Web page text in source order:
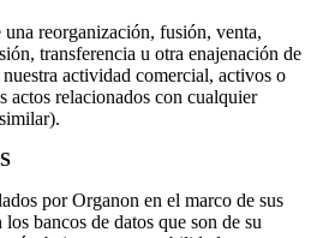
una reorganización, fusión, venta,
transferencia u otra enajenación de
actividad comercial, activos o
actos relacionados con cualquier
por Organon en el marco de sus
bancos de datos que son de su